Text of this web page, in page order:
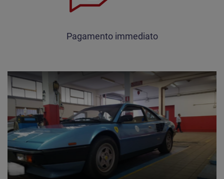
Pagamento immediato